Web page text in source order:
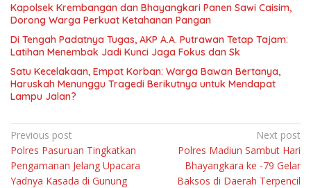
Kapolsek Krembangan dan Bhayangkari Panen Sawi Caisim,
Dorong Warga Perkuat Ketahanan Pangan
Di Tengah Padatnya Tugas, AKP A.A. Putrawan Tetap Tajam:
Latihan Menembak Jadi Kunci Jaga Fokus dan Sk
Satu Kecelakaan, Empat Korban: Warga Bawan Bertanya,
Haruskah Menunggu Tragedi Berikutnya untuk Mendapat
Lampu Jalan?
Navigasi
pos
Previous post
Polres Pasuruan Tingkatkan
Pengamanan Jelang Upacara
Yadnya Kasada di Gunung
Next post
Polres Madiun Sambut Hari
Bhayangkara ke -79 Gelar
Baksos di Daerah Terpencil